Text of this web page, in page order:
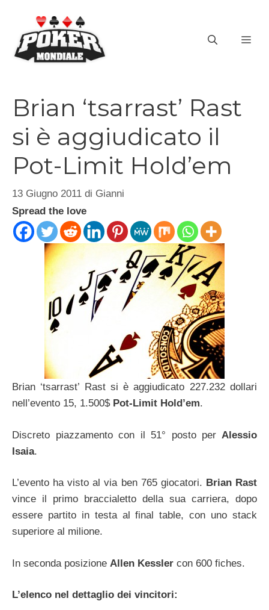
contenuto
Brian ‘tsarrast’ Rast
si è aggiudicato il
Pot-Limit Hold’em
13 Giugno 2011 di Gianni
Spread the love
Brian ‘tsarrast’ Rast si è aggiudicato 227.232 dollari
nell’evento 15, 1.500$Pot-Limit Hold’em.
Discreto piazzamento con il 51° posto per Alessio
Isaia.
L’evento ha visto al via ben 765 giocatori. Brian Rast
vince il primo braccialetto della sua carriera, dopo
essere partito in testa al final table, con uno stack
superiore al milione.
In seconda posizione Allen Kessler con 600 fiches.
L’elenco nel dettaglio dei vincitori: